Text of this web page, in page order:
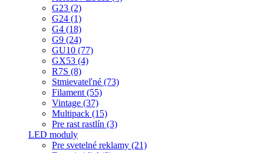
G23 (2)
G24 (1)
G4 (18)
G9 (24)
GU10 (77)
GX53 (4)
R7S (8)
Stmievateľné (73)
Filament (55)
Vintage (37)
Multipack (15)
Pre rast rastlín (3)
LED moduly
Pre svetelné reklamy (21)